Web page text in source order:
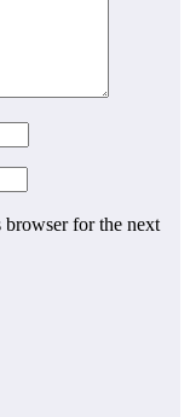
browser for the next